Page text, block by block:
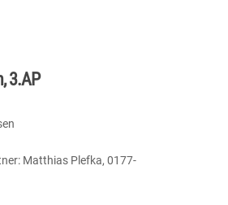
3.AP
Matthias Plefka, 0177-